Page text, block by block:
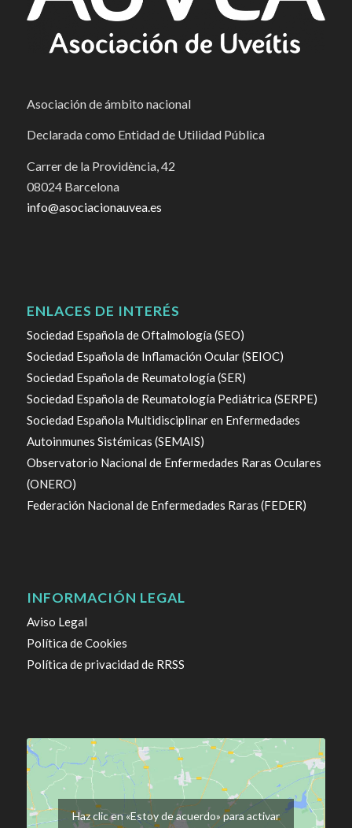
Asociación de ámbito nacional
Declarada como Entidad de Utilidad Pública
Carrer de la Providència, 42
08024 Barcelona
info@asociacionauvea.es
ENLACES DE INTERÉS
Sociedad Española de Oftalmología (SEO)
Sociedad Española de Inflamación Ocular (SEIOC)
Sociedad Española de Reumatología (SER)
Sociedad Española de Reumatología Pediátrica (SERPE)
Sociedad Española Multidisciplinar en Enfermedades
Autoinmunes Sistémicas (SEMAIS)
Observatorio Nacional de Enfermedades Raras Oculares
(ONERO)
Federación Nacional de Enfermedades Raras (FEDER)
INFORMACIÓN LEGAL
Aviso Legal
Política de Cookies
Política de privacidad de RRSS
Haz clic en «Estoy de acuerdo» para activar